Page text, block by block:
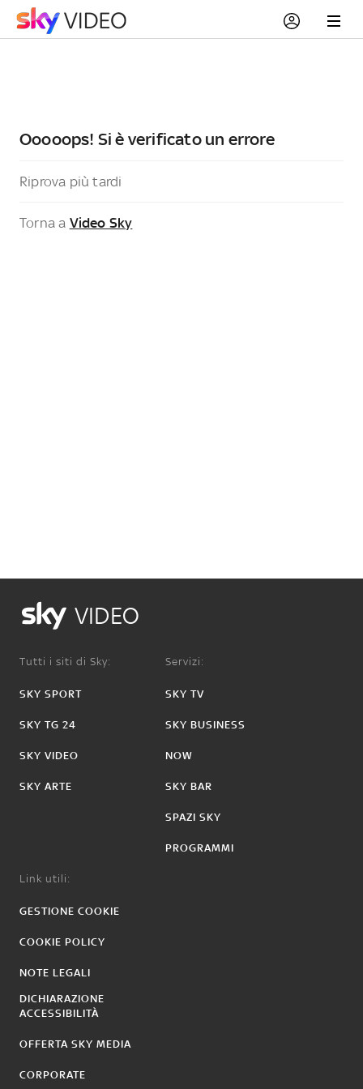
Ooooops! Si è verificato un errore
Riprova più tardi
Torna a Video Sky
VIDEO
Tutti i siti di Sky:
SKY SPORT
SKY TG 24
SKY VIDEO
SKY ARTE
Servizi:
SKY TV
SKY BUSINESS
NOW
SKY BAR
SPAZI SKY
PROGRAMMI
Link utili:
GESTIONE COOKIE
COOKIE POLICY
NOTE LEGALI
DICHIARAZIONE
ACCESSIBILITÀ
OFFERTA SKY MEDIA
CORPORATE